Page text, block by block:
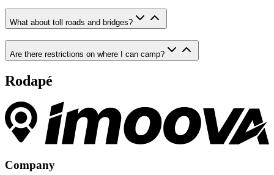
What about toll roads and bridges?
Are there restrictions on where I can camp?
Rodapé
Company